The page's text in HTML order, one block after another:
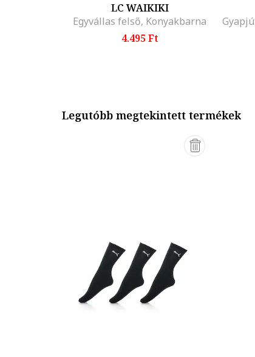
LC WAIKIKI
Egyvállas felső, Konyakbarna
4.495 Ft
Legutóbb megtekintett termékek